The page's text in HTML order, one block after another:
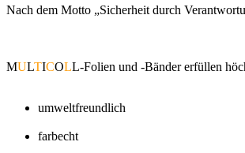
Nach dem Motto „Sicherheit durch
MULTICOLL-Folien und -Bänder erfüllen
umweltfreundlich
farbecht